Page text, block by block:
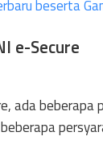
beserta
e-Secure
ada beberapa